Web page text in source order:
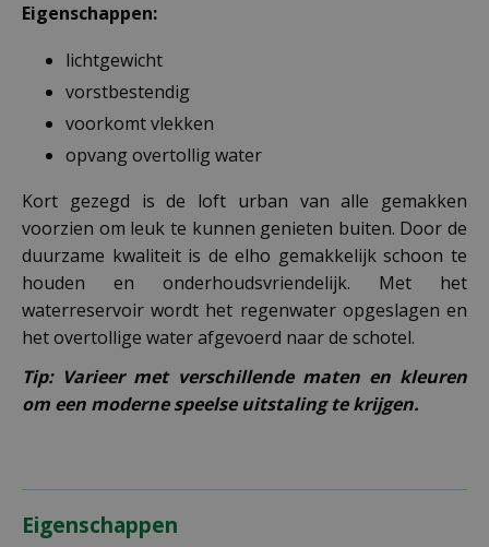
Eigenschappen:
lichtgewicht
vorstbestendig
voorkomt vlekken
opvang overtollig water
Kort gezegd is de loft urban van alle gemakken
voorzien om leuk te kunnen genieten buiten. Door de
duurzame kwaliteit is de elho gemakkelijk schoon te
houden en onderhoudsvriendelijk. Met het
waterreservoir wordt het regenwater opgeslagen en
het overtollige water afgevoerd naar de schotel.
Tip: Varieer met verschillende maten en kleuren
om een moderne speelse uitstaling te krijgen.
Eigenschappen